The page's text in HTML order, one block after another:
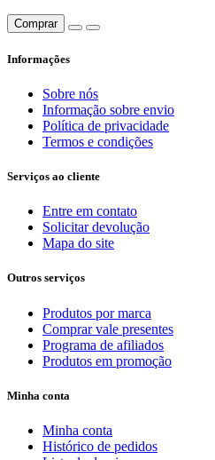
Comprar
Informações
Sobre nós
Informação sobre envio
Política de privacidade
Termos e condições
Serviços ao cliente
Entre em contato
Solicitar devolução
Mapa do site
Outros serviços
Produtos por marca
Comprar vale presentes
Programa de afiliados
Produtos em promoção
Minha conta
Minha conta
Histórico de pedidos